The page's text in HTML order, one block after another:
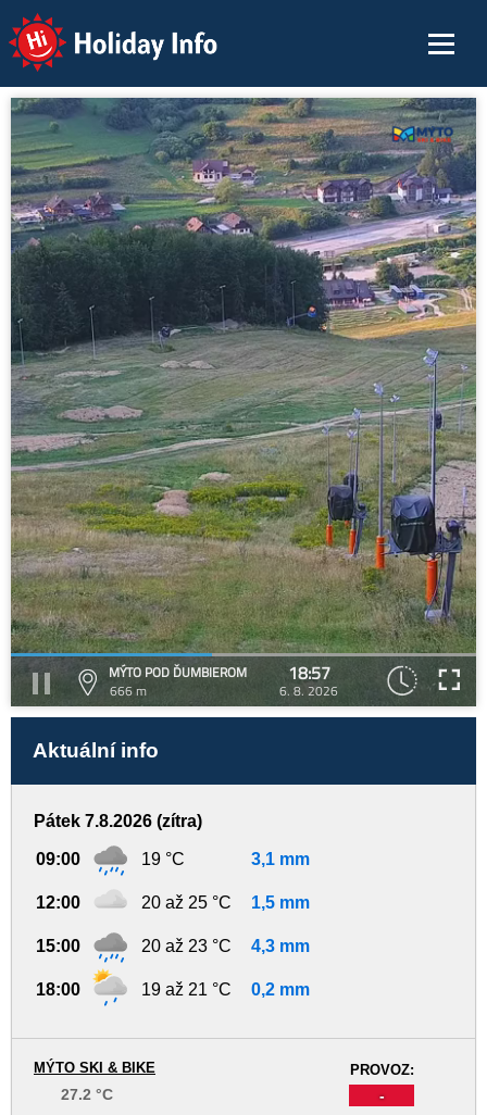
Holiday Info
MÝTO POD ĎUMBIEROM
666 m
18:57
6. 8. 2026
Aktuální info
Pátek 7.8.2026 (zítra)
09:00 19 °C 3,1 mm
12:00 20 až 25 °C 1,5 mm
15:00 20 až 23 °C 4,3 mm
18:00 19 až 21 °C 0,2 mm
PROVOZ:
-
MÝTO SKI & BIKE
27.2 °C